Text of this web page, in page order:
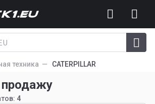
техника CATERPILLAR
продажу
4